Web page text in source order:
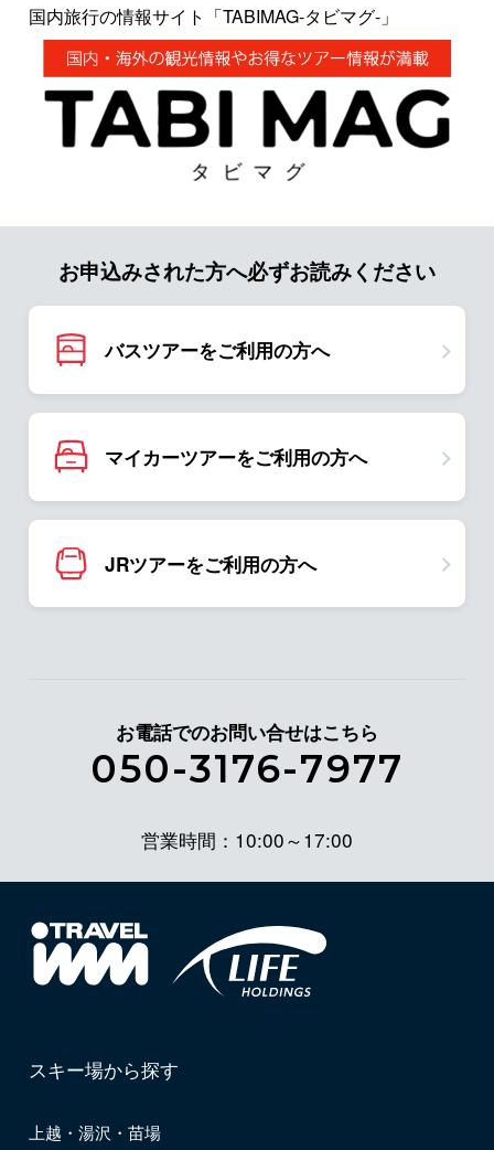
国内旅行の情報サイト「TABIMAG-タビマグ-」
お申込みされた方へ必ずお読みください
バスツアーをご利用の方へ
マイカーツアーをご利用の方へ
JRツアーをご利用の方へ
お電話でのお問い合せはこちら
050-3176-7977
営業時間：10:00～17:00
スキー場から探す
上越・湯沢・苗場